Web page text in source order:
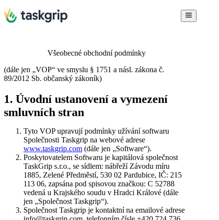
Všeobecné obchodní podmínky
(dále jen „VOP“ ve smyslu § 1751 a násl. zákona č.
89/2012 Sb. občanský zákoník)
1. Úvodní ustanovení a vymezení
smluvních stran
Tyto VOP upravují podmínky užívání softwaru
Společnosti Taskgrip na webové adrese
www.taskgrip.com (dále jen „Software“).
Poskytovatelem Softwaru je kapitálová společnost
TaskGrip s.r.o., se sídlem: nábřeží Závodu míru
1885, Zelené Předměstí, 530 02 Pardubice, IČ: 215
113 06, zapsána pod spisovou značkou: C 52788
vedená u Krajského soudu v Hradci Králové (dále
jen „Společnost Taskgrip“).
Společnost Taskgrip je kontaktní na emailové adrese